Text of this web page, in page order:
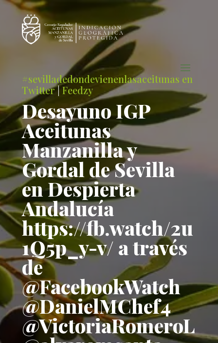
#sevilladedondevienenlasaceitunas en
Twitter|Feedzy
Desayuno IGP
Aceitunas
Manzanilla y
Gordal de Sevilla
en Despierta
Andalucía
https://fb.watch/2u
1Q5p_y-v/ a través
de
@FacebookWatch
@DanielMChef4
@VictoriaRomeroL